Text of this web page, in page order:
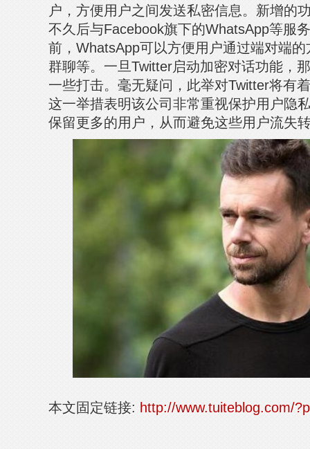
户，方便用户之间发送私密信息。新增的
不久后与Facebook旗下的WhatsApp等服
前，WhatsApp可以方便用户通过端对端
群聊等。一旦Twitter启动加密对话功能，
一些打击。毫无疑问，此举对Twitter将有
这一举措表明该公司非常重视保护用户隐
保留更多的用户，从而避免这些用户流失
本文固定链接: http://www.tuiteblog.com/